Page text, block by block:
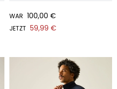
WAR 100,00 €
JETZT 59,99 €